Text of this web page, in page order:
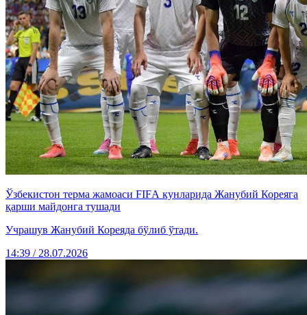
Ўзбекистон терма жамоаси FIFА кунларида Жанубий Кореяга
қарши майдонга тушади
Учрашув Жанубий Кореяда бўлиб ўтади.
14:39 / 28.07.2026